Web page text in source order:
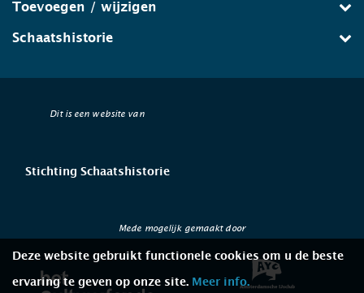
Toevoegen / wijzigen
Schaatshistorie
Dit is een website van
Stichting Schaatshistorie
Mede mogelijk gemaakt door
Deze website gebruikt functionele cookies om u de beste
ervaring te geven op onze site. Meer info.